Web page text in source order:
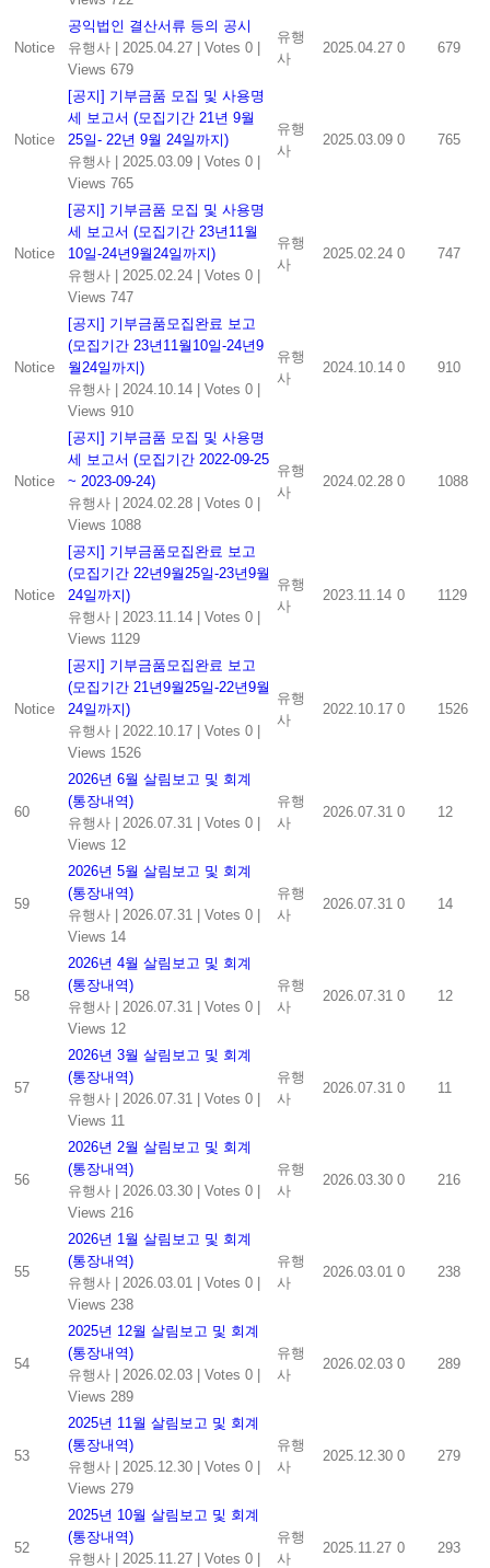
Notice
공익법인 결산서류 등의 공시
유행사 | 2025.04.27 | Votes 0 |
Views 679
유행
사
2025.04.27 0 679
Notice
[공지] 기부금품 모집 및 사용명
세 보고서 (모집기간 21년 9월
25일- 22년 9월 24일까지)
유행사 | 2025.03.09 | Votes 0 |
Views 765
유행
사
2025.03.09 0 765
Notice
[공지] 기부금품 모집 및 사용명
세 보고서 (모집기간 23년11월
10일-24년9월24일까지)
유행사 | 2025.02.24 | Votes 0 |
Views 747
유행
사
2025.02.24 0 747
Notice
[공지] 기부금품모집완료 보고
(모집기간 23년11월10일-24년9
월24일까지)
유행사 | 2024.10.14 | Votes 0 |
Views 910
유행
사
2024.10.14 0 910
Notice
[공지] 기부금품 모집 및 사용명
세 보고서 (모집기간 2022-09-25
~ 2023-09-24)
유행사 | 2024.02.28 | Votes 0 |
Views 1088
유행
사
2024.02.28 0 1088
Notice
[공지] 기부금품모집완료 보고
(모집기간 22년9월25일-23년9월
24일까지)
유행사 | 2023.11.14 | Votes 0 |
Views 1129
유행
사
2023.11.14 0 1129
Notice
[공지] 기부금품모집완료 보고
(모집기간 21년9월25일-22년9월
24일까지)
유행사 | 2022.10.17 | Votes 0 |
Views 1526
유행
사
2022.10.17 0 1526
60
2026년 6월 살림보고 및 회계
(통장내역)
유행사 | 2026.07.31 | Votes 0 |
Views 12
유행
사
2026.07.31 0 12
59
2026년 5월 살림보고 및 회계
(통장내역)
유행사 | 2026.07.31 | Votes 0 |
Views 14
유행
사
2026.07.31 0 14
58
2026년 4월 살림보고 및 회계
(통장내역)
유행사 | 2026.07.31 | Votes 0 |
Views 12
유행
사
2026.07.31 0 12
57
2026년 3월 살림보고 및 회계
(통장내역)
유행사 | 2026.07.31 | Votes 0 |
Views 11
유행
사
2026.07.31 0 11
56
2026년 2월 살림보고 및 회계
(통장내역)
유행사 | 2026.03.30 | Votes 0 |
Views 216
유행
사
2026.03.30 0 216
55
2026년 1월 살림보고 및 회계
(통장내역)
유행사 | 2026.03.01 | Votes 0 |
Views 238
유행
사
2026.03.01 0 238
54
2025년 12월 살림보고 및 회계
(통장내역)
유행사 | 2026.02.03 | Votes 0 |
Views 289
유행
사
2026.02.03 0 289
53
2025년 11월 살림보고 및 회계
(통장내역)
유행사 | 2025.12.30 | Votes 0 |
Views 279
유행
사
2025.12.30 0 279
52
2025년 10월 살림보고 및 회계
(통장내역)
유행사 | 2025.11.27 | Votes 0 |
유행
사
2025.11.27 0 293